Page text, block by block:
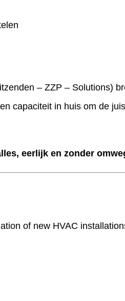
– ZZP – Solutions)
capaciteit in huis om de
eerlijk en zonder
of new HVAC